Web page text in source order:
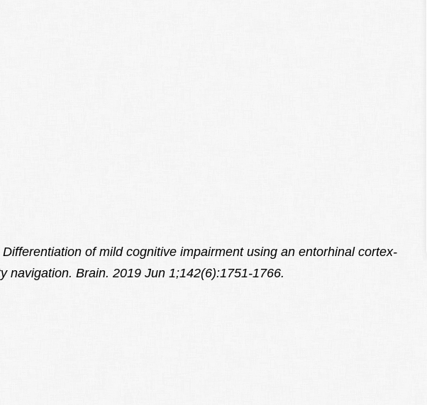
of mild cognitive impairment using an entorhinal cortex-
navigation. Brain. 2019 Jun 1;142(6):1751-1766.